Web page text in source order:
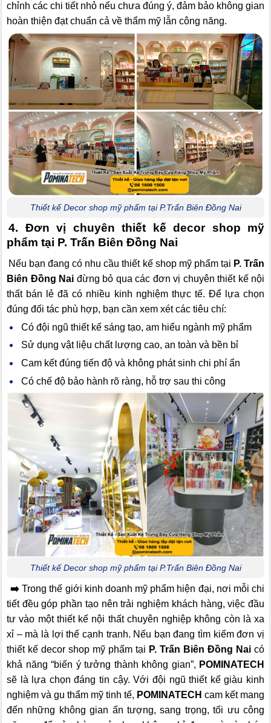
chỉnh các chi tiết nhỏ nếu chưa đúng ý, đảm bảo không gian
hoàn thiện đạt chuẩn cả về thẩm mỹ lẫn công năng.
Thiết kế Decor shop mỹ phẩm tại P.Trấn Biên Đồng Nai
4. Đơn vị chuyên thiết kế decor shop mỹ
phẩm tại P. Trấn Biên Đồng Nai
Nếu bạn đang có nhu cầu thiết kế shop mỹ phẩm tại P. Trấn
Biên Đồng Nai đừng bỏ qua các đơn vị chuyên thiết kế nội
thất bán lẻ đã có nhiều kinh nghiệm thực tế. Để lựa chọn
đúng đối tác phù hợp, bạn cần xem xét các tiêu chí:
Có đội ngũ thiết kế sáng tạo, am hiểu ngành mỹ phẩm
Sử dụng vật liệu chất lượng cao, an toàn và bền bỉ
Cam kết đúng tiến độ và không phát sinh chi phí ẩn
Có chế độ bảo hành rõ ràng, hỗ trợ sau thi công
Thiết kế Decor shop mỹ phẩm tại P.Trấn Biên Đồng Nai
➡️Trong thế giới kinh doanh mỹ phẩm hiện đại, nơi mỗi chi
tiết đều góp phần tạo nên trải nghiệm khách hàng, việc đầu
tư vào một thiết kế nội thất chuyên nghiệp không còn là xa
xỉ – mà là lợi thế cạnh tranh. Nếu bạn đang tìm kiếm đơn vị
thiết kế decor shop mỹ phẩm tại P. Trấn Biên Đồng Nai có
khả năng “biến ý tưởng thành không gian”, POMINATECH
sẽ là lựa chọn đáng tin cậy. Với đội ngũ thiết kế giàu kinh
nghiệm và gu thẩm mỹ tinh tế, POMINATECH cam kết mang
đến những không gian ấn tượng, sang trọng, tối ưu công